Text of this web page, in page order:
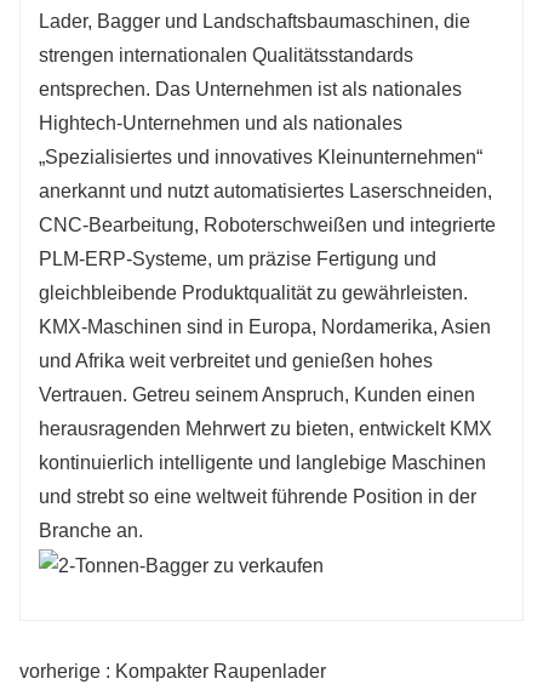
Lader, Bagger und Landschaftsbaumaschinen, die
strengen internationalen Qualitätsstandards
entsprechen. Das Unternehmen ist als nationales
Hightech-Unternehmen und als nationales
„Spezialisiertes und innovatives Kleinunternehmen“
anerkannt und nutzt automatisiertes Laserschneiden,
CNC-Bearbeitung, Roboterschweißen und integrierte
PLM-ERP-Systeme, um präzise Fertigung und
gleichbleibende Produktqualität zu gewährleisten.
KMX-Maschinen sind in Europa, Nordamerika, Asien
und Afrika weit verbreitet und genießen hohes
Vertrauen. Getreu seinem Anspruch, Kunden einen
herausragenden Mehrwert zu bieten, entwickelt KMX
kontinuierlich intelligente und langlebige Maschinen
und strebt so eine weltweit führende Position in der
Branche an.
vorherige : Kompakter Raupenlader